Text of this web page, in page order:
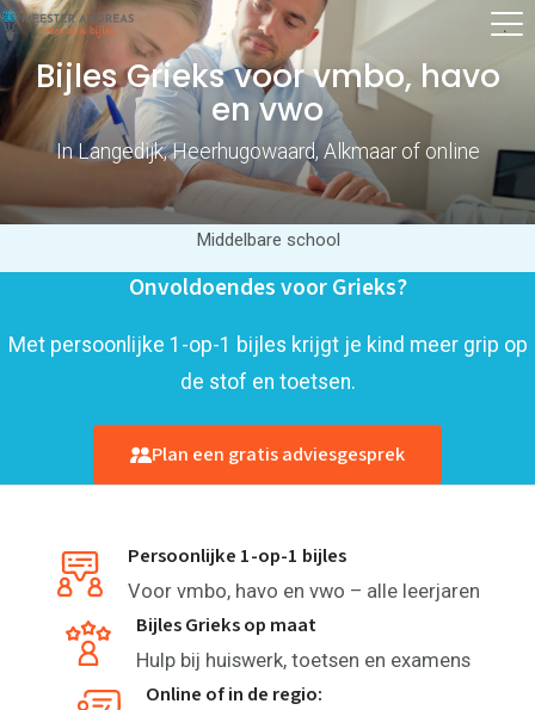
Bijles Grieks voor vmbo, havo
en vwo
In Langedijk, Heerhugowaard, Alkmaar of online
Middelbare school
Onvoldoendes voor Grieks?
Met persoonlijke 1-op-1 bijles krijgt je kind meer grip op
de stof en toetsen.
Plan een gratis adviesgesprek
Persoonlijke 1-op-1 bijles
Voor vmbo, havo en vwo – alle leerjaren
Bijles Grieks op maat
Hulp bij huiswerk, toetsen en examens
Online of in de regio: